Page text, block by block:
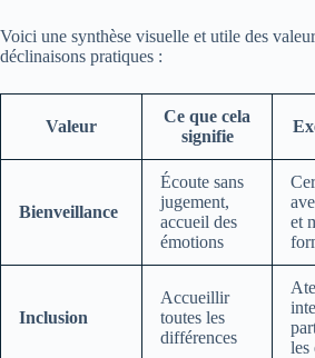
Voici une synthèse visuelle et utile des
déclinaisons pratiques :
Valeur
Ce que cela
signifie
Bienveillance
Écoute sans
jugement,
accueil des
émotions
et
Inclusion
Accueillir
toutes les
différences
les